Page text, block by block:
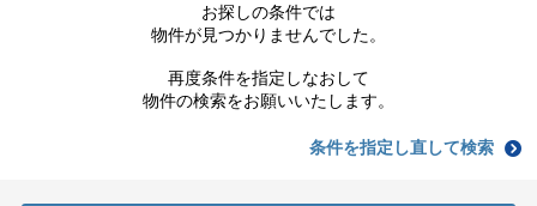
お探しの条件では
物件が見つかりませんでした。
再度条件を指定しなおして
物件の検索をお願いいたします。
条件を指定し直して検索